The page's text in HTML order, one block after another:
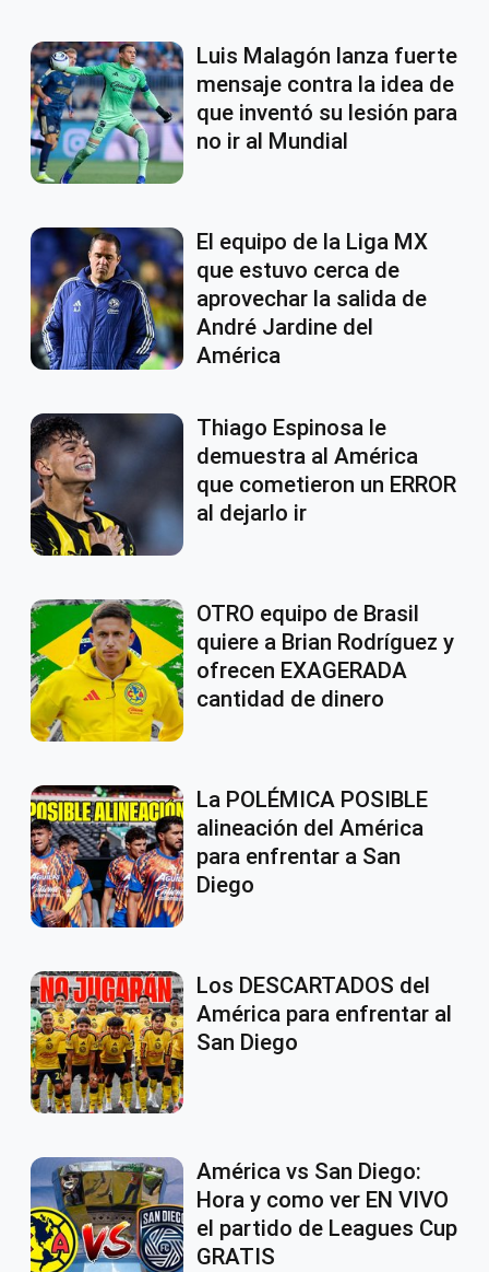
Luis Malagón lanza fuerte
mensaje contra la idea de
que inventó su lesión para
no ir al Mundial
El equipo de la Liga MX
que estuvo cerca de
aprovechar la salida de
André Jardine del
América
Thiago Espinosa le
demuestra al América
que cometieron un ERROR
al dejarlo ir
OTRO equipo de Brasil
quiere a Brian Rodríguez y
ofrecen EXAGERADA
cantidad de dinero
La POLÉMICA POSIBLE
alineación del América
para enfrentar a San
Diego
Los DESCARTADOS del
América para enfrentar al
San Diego
América vs San Diego:
Hora y como ver EN VIVO
el partido de Leagues Cup
GRATIS